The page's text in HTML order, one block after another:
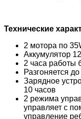
Технические
2 мотора по
Аккумулятор
2 часа работы
Разгоняется
Зарядное
10 часов
2 режима
управляет с
управление